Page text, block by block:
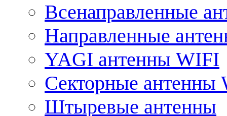
Всенаправленные
Направленные
YAGI антенны WIFI
Секторные антенны
Штыревые антенны